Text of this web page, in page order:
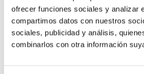
ofrecer funciones sociales y analizar
compartimos datos con nuestros
sociales, publicidad y análisis,
combinarlos con otra información
Apellidos*